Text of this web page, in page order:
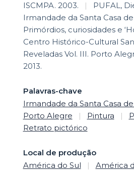
ISCMPA. 2003.
|
PUFAL,
Irmandade da Santa Casa
Primórdios, curiosidades e
Centro Histórico-Cultural
Reveladas Vol. III. Porto
2013.
Palavras-chave
Irmandade da Santa Casa
Porto Alegre
| Pintura |
Retrato pictórico
Local de produção
América do Sul
| América